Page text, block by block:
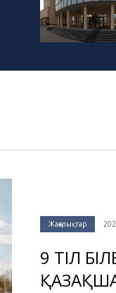
Жаңалықтар
9 ТІЛ